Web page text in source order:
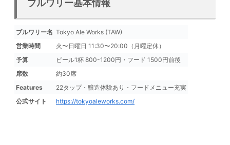
ブルワリー基本情報
ブルワリー名 Tokyo Ale Works (TAW)
営業時間
火〜日曜日 11:30〜20:00（月曜定休）
予算
ビール1杯 800-1200円・フード 1500円前後
席数
約30席
Features
22タップ・醸造体験あり・フードメニュー充実
公式サイト
https://tokyoaleworks.com/